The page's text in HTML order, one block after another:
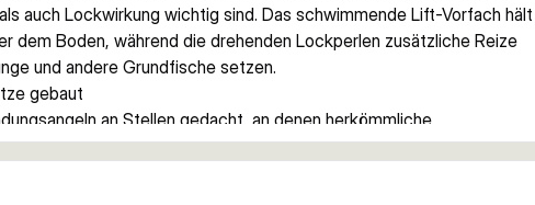
auch Lockwirkung wichtig sind. Das schwimmende Lift-Vorfach hält
dem Boden, während die drehenden Lockperlen zusätzliche Reize
und andere Grundfische setzen.
gebaut
an Stellen gedacht, an denen herkömmliche
Steinen oder Kanten hängen bleiben. Die schwimmende Bauweise